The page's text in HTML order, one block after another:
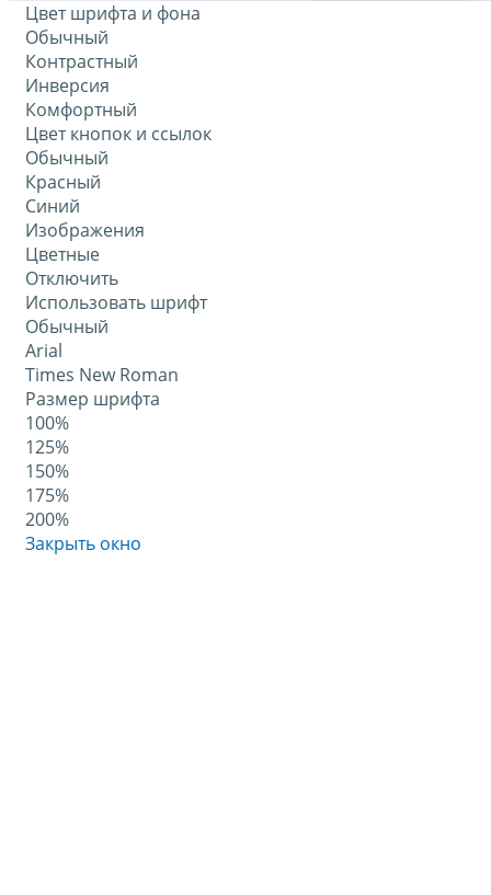
Цвет шрифта и фона
Обычный
Контрастный
Инверсия
Комфортный
Цвет кнопок и ссылок
Обычный
Красный
Синий
Изображения
Цветные
Отключить
Использовать шрифт
Обычный
Arial
Times New Roman
Размер шрифта
100%
125%
150%
175%
200%
Закрыть окно